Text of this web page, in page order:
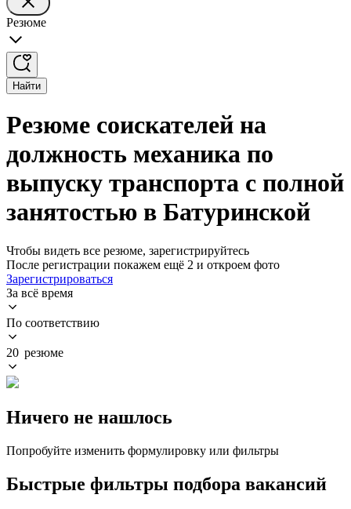
Резюме
Найти
Резюме соискателей на
должность механика по
выпуску транспорта с полной
занятостью в Батуринской
Чтобы видеть все резюме, зарегистрируйтесь
После регистрации покажем ещё 2 и откроем фото
Зарегистрироваться
За всё время
По соответствию
20 резюме
Ничего не нашлось
Попробуйте изменить формулировку или фильтры
Быстрые фильтры подбора вакансий